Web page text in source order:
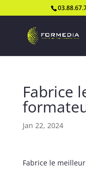
Fabrice
Jan 22, 2024
Fabrice le